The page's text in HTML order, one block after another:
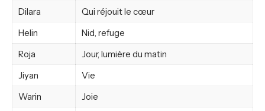
Dilara
Qui réjouit le cœur
Helin
Nid, refuge
Roja
Jour, lumière du matin
Jiyan
Vie
Warin
Joie